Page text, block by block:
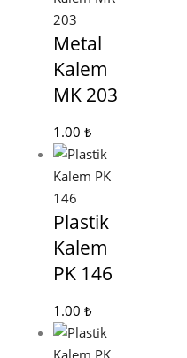
Metal
Kalem
MK 203
1.00 ₺
Plastik
Kalem
PK 146
1.00 ₺